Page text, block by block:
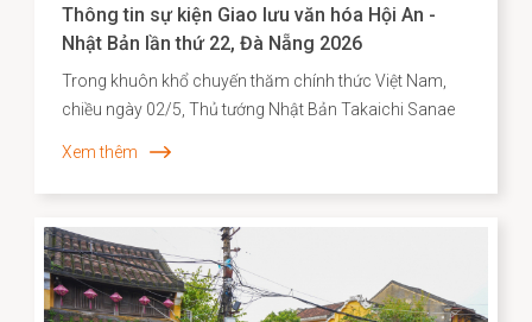
Thông tin sự kiện Giao lưu văn hóa Hội An -
Nhật Bản lần thứ 22, Đà Nẵng 2026
Trong khuôn khổ chuyến thăm chính thức Việt Nam,
chiều ngày 02/5, Thủ tướng Nhật Bản Takaichi Sanae
Sanae đã bày tỏ mong muốn được thăm Di sản văn
hóa thế giới Hội An, để bước đi trên những con đường
mà cộng đồng người Nhật ở đó từng đi qua. Nơi có di
tích Chùa Cầu vừa được hoàn thành trùng tu với sự hợp
tác của Nhật Bản - là minh chứng cho hơn 400 năm
Xem thêm